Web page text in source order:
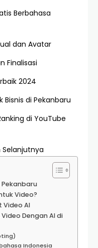
Berbahasa
dan Avatar
Finalisasi
2024
Bisnis di Pekanbaru
di YouTube
Selanjutnya
Pekanbaru
Video?
Video AI
Dengan AI di
Indonesia